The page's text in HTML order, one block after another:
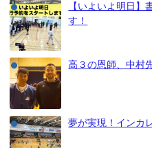
【いよいよ明日】
す！
高３の恩師、中村
夢が実現！インカ